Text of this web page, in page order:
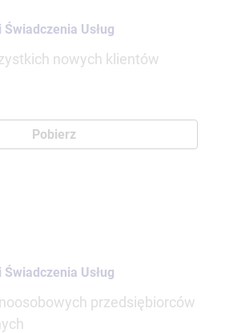
Usług
nowych klientów
Pobierz
Usług
przedsiębiorców